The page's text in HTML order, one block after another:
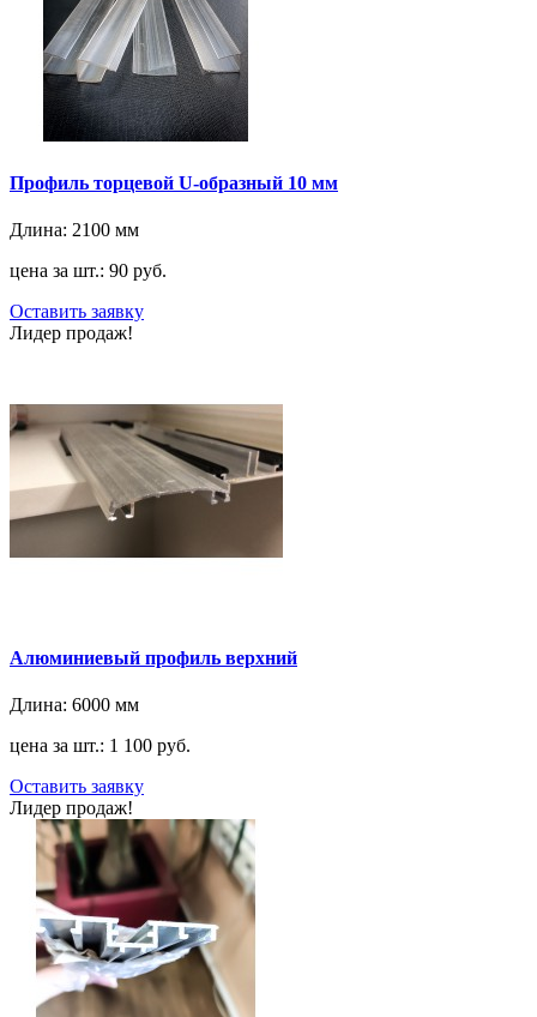
Профиль торцевой U-образный 10 мм
Длина: 2100 мм
цена за шт.: 90 руб.
Оставить заявку
Лидер продаж!
Алюминиевый профиль верхний
Длина: 6000 мм
цена за шт.: 1 100 руб.
Оставить заявку
Лидер продаж!